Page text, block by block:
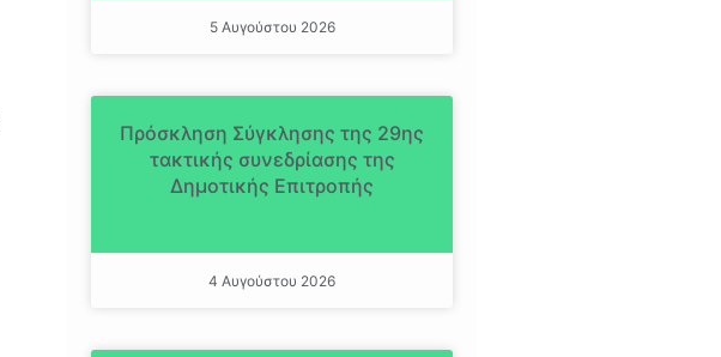
5 Αυγούστου 2026
Πρόσκληση Σύγκλησης της 29ης
τακτικής συνεδρίασης της
Δημοτικής Επιτροπής
4 Αυγούστου 2026